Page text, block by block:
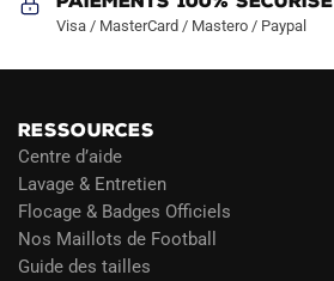
Visa / MasterCard / Mastero / Paypal
RESSOURCES
Centre d’aide
Lavage & Entretien
Flocage & Badges Officiels
Nos Maillots de Football
Guide des tailles